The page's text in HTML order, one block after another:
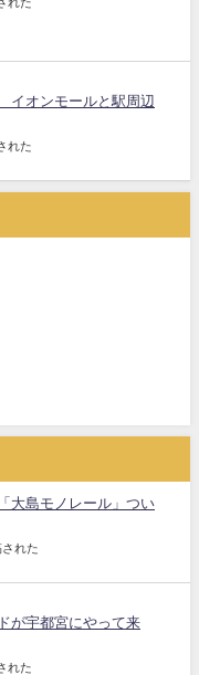
オンモールと駅周辺
れた
大島モノレール」つい
れた
が宇都宮にやって来
れた